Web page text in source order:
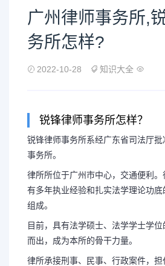
广州律师事务所,
务所怎样?
2022-10-28 知识大全
锐锋律师事务所怎样？
锐锋律师事务所系经广东省司法厅
事务所。
律所所位于广州市中心，交通便利
有多年执业经验和扎实法学理论功
组成。
目前，具有法学硕士、法学学士学
而出，成为本所的骨干力量。
律所承接刑事、民事、行政案件，担
广州律师事
锐锋律师事务